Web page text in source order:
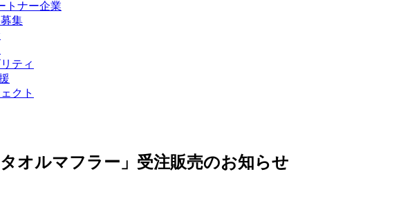
トナー企業
集
ティ
クト
タオルマフラー」受注販売のお知らせ